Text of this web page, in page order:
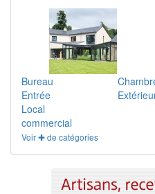
Bureau
Entrée
Local
commercial
Voir ✚ de catégories